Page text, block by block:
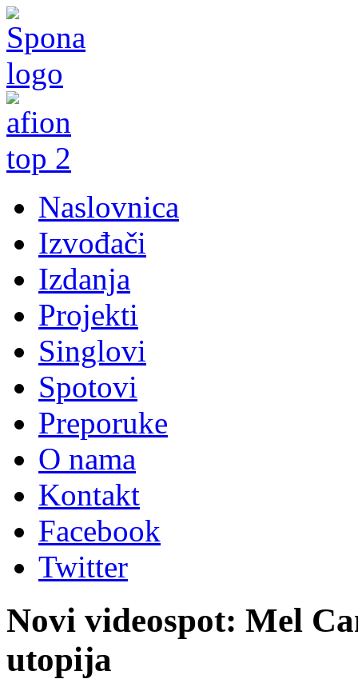
Naslovnica
Izvođači
Izdanja
Projekti
Singlovi
Spotovi
Preporuke
O nama
Kontakt
Facebook
Twitter
Novi videospot: Mel
utopija